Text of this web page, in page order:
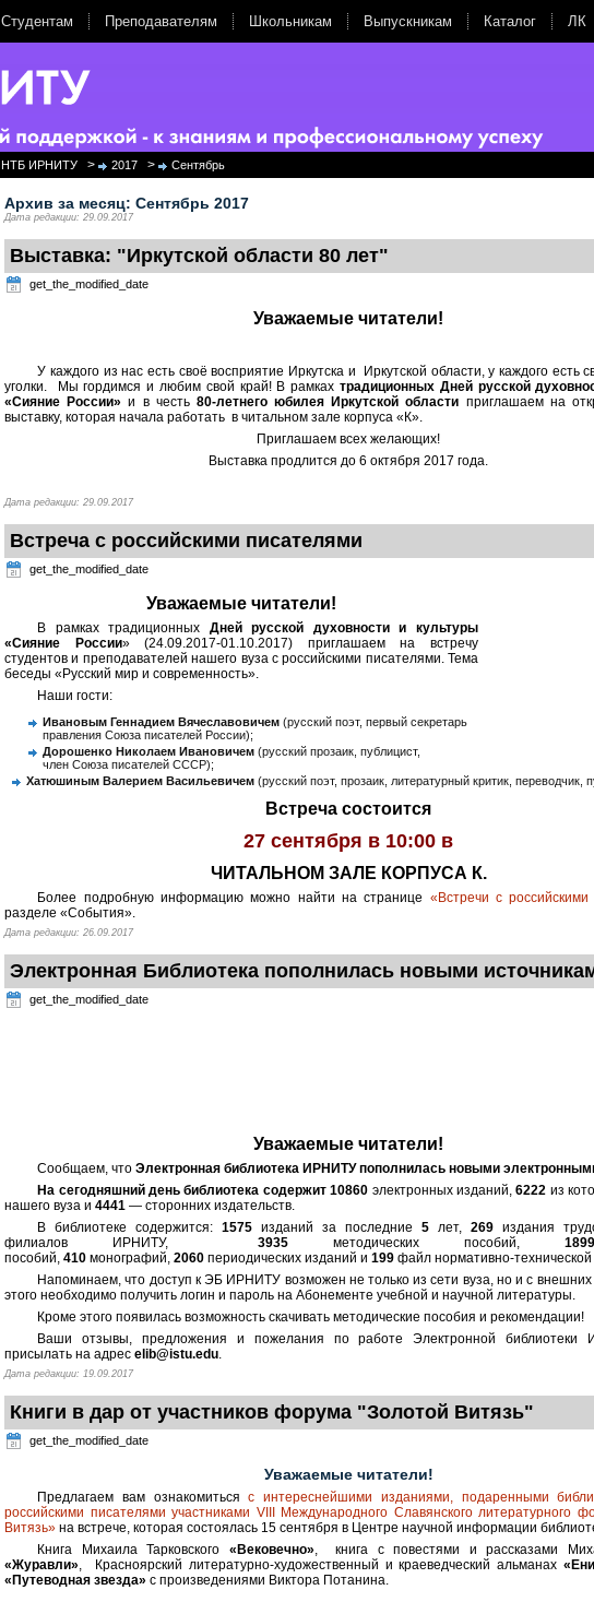
Студентам Преподавателям Школьникам Выпускникам Каталог ЛК
НТБ ИРНИТУ > 2017 > Сентябрь
Архив за месяц: Сентябрь 2017
Дата редакции: 29.09.2017
Выставка: "Иркутской области 80 лет"
get_the_modified_date
Уважаемые читатели!
У каждого из нас есть своё восприятие Иркутска и Иркутской области, у каждого есть
уголки. Мы гордимся и любим свой край! В рамках традиционных Дней русской
«Сияние России» и в честь 80-летнего юбилея Иркутской области приглашаем на
выставку, которая начала работать в читальном зале корпуса «К».
Приглашаем всех желающих!
Выставка продлится до 6 октября 2017 года.
Дата редакции: 29.09.2017
Встреча с российскими писателями
get_the_modified_date
Уважаемые читатели!
В рамках традиционных Дней русской духовности и культуры
«Сияние России» (24.09.2017-01.10.2017) приглашаем на встречу
студентов и преподавателей нашего вуза с российскими писателями. Тема
беседы «Русский мир и современность».
Наши гости:
Ивановым Геннадием Вячеславовичем (русский поэт, первый секретарь
правления Союза писателей России);
Дорошенко Николаем Ивановичем (русский прозаик, публицист,
член Союза писателей СССР);
Хатюшиным Валерием Васильевичем (русский поэт, прозаик, литературный критик, переводчик,
Встреча состоится
27 сентября в 10:00 в
ЧИТАЛЬНОМ ЗАЛЕ КОРПУСА К.
Более подробную информацию можно найти на странице «Встречи с
разделе «События».
Дата редакции: 26.09.2017
Электронная Библиотека пополнилась новыми
get_the_modified_date
Уважаемые читатели!
Сообщаем, чтоЭлектронная библиотека ИРНИТУ пополнилась новыми
На сегодняшний день библиотека содержит 10860 электронных изданий,6222 из
нашего вуза и 4441 — сторонних издательств.
В библиотеке содержится: 1575изданий за последние5лет,269 издания
филиалов ИРНИТУ, 3935 методических пособий,
пособий, 410 монографий, 2060 периодических изданий и 199 файл нормативно-
Напоминаем, что доступ к ЭБ ИРНИТУ возможен не только из сети вуза, но и с
этого необходимо получить логин и пароль на Абонементе учебной и научной литературы.
Кроме этого появилась возможность скачивать методические пособия и рекомендации!
Ваши отзывы, предложения и пожелания по работе Электронной
присылать на адрес elib@istu.edu.
Дата редакции: 19.09.2017
Книги в дар от участников форума "Золотой Витязь"
get_the_modified_date
Уважаемые читатели!
Предлагаем вам ознакомитьсяс интереснейшими изданиями, подаренными
российскими писателями участниками VIII Международного Славянского литературного
Витязь» на встрече, которая состоялась 15 сентября в Центре научной информации
Книга Михаила Тарковского «Вековечно», книга с повестями и рассказами
«Журавли», Красноярский литературно-художественный и краеведческий альманах
«Путеводная звезда» с произведениями Виктора Потанина.